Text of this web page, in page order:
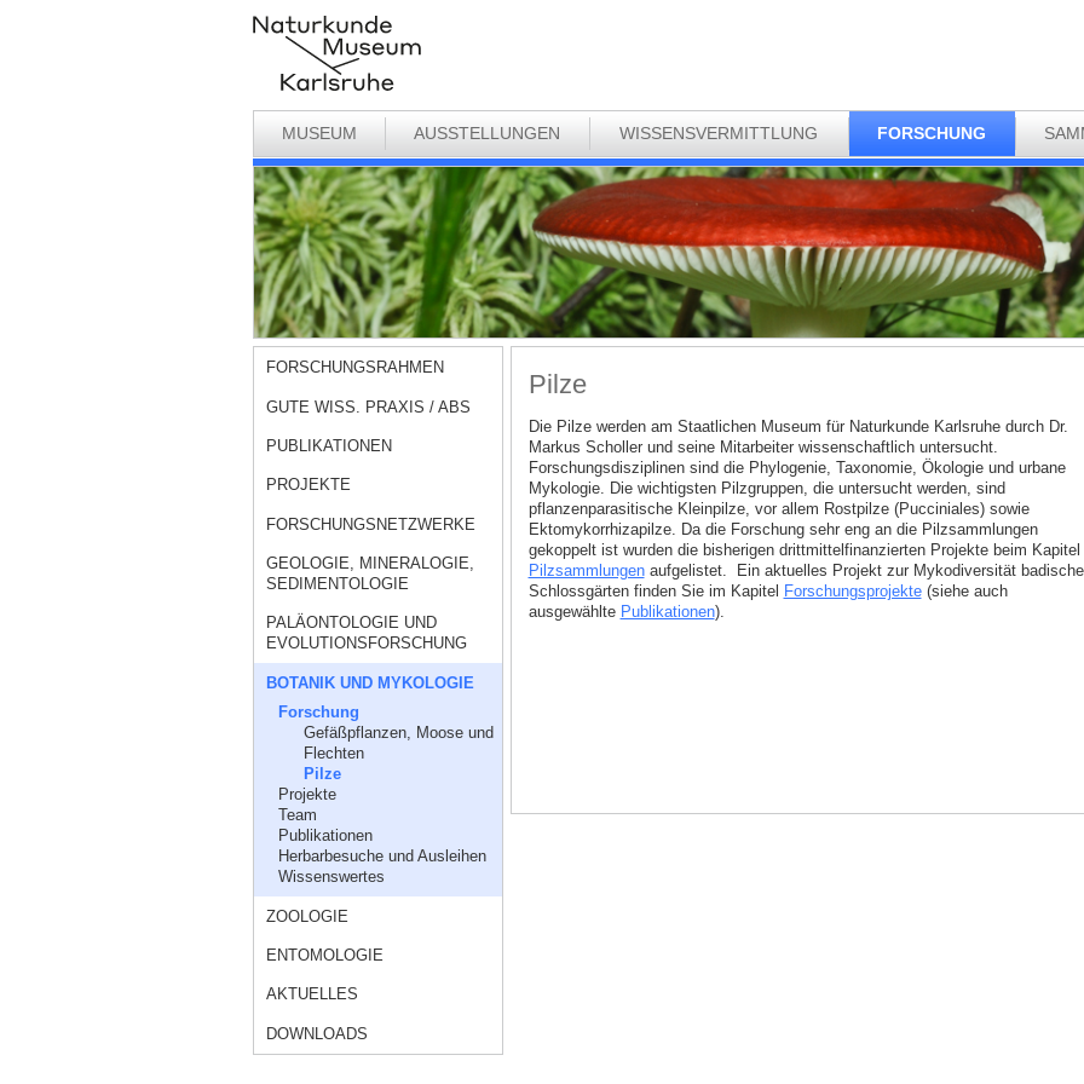
MUSEUM AUSSTELLUNGEN WISSENSVERMITTLUNG FORSCHUNG
FORSCHUNGSRAHMEN
GUTE WISS. PRAXIS / ABS
PUBLIKATIONEN
PROJEKTE
FORSCHUNGSNETZWERKE
GEOLOGIE, MINERALOGIE,
SEDIMENTOLOGIE
PALÄONTOLOGIE UND
EVOLUTIONSFORSCHUNG
BOTANIK UND MYKOLOGIE
Forschung
Gefäßpflanzen, Moose und
Flechten
Pilze
Projekte
Team
Publikationen
Herbarbesuche und Ausleihen
Wissenswertes
ZOOLOGIE
ENTOMOLOGIE
AKTUELLES
DOWNLOADS
Pilze
Die Pilze werden am Staatlichen Museum für Naturkunde Karlsruhe durch Dr.
Markus Scholler und seine Mitarbeiter wissenschaftlich untersucht.
Forschungsdisziplinen sind die Phylogenie, Taxonomie, Ökologie und urbane
Mykologie. Die wichtigsten Pilzgruppen, die untersucht werden, sind
pflanzenparasitische Kleinpilze, vor allem Rostpilze (Pucciniales) sowie
Ektomykorrhizapilze. Da die Forschung sehr eng an die Pilzsammlungen
gekoppelt ist wurden die bisherigen drittmittelfinanzierten Projekte beim Kapitel
Pilzsammlungenaufgelistet. Ein aktuelles Projekt zur Mykodiversität
Schlossgärten finden Sie im Kapitel Forschungsprojekte(siehe auch
ausgewählte Publikationen).